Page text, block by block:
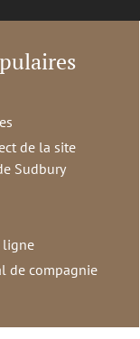
de la site
Sudbury
ligne
de compagnie